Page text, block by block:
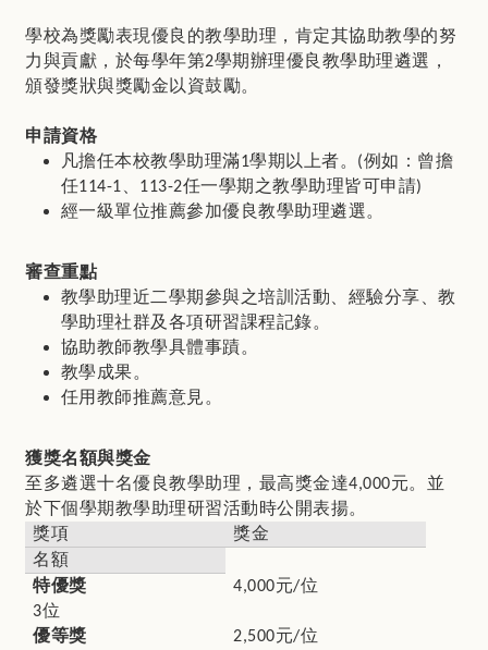
學校為獎勵表現優良的教學助理，肯定其協助教學的努
力與貢獻，於每學年第2學期辦理優良教學助理遴選，
頒發獎狀與獎勵金以資鼓勵。
申請資格
凡擔任本校教學助理滿1學期以上者。 (例如：曾擔
任114-1 113-2任一學期之教學助理皆可申請)
經一級單位推薦參加優良教學助理遴選。
審查重點
教學助理近二學期參與之培訓活動、經驗分享、教
學助理社群及各項研習課程記錄。
協助教師教學具體事蹟。
教學成果。
任用教師推薦意見。
獲獎名額與獎金
至多遴選十名優良教學助理，最高獎金達4,000元。並
於下個學期教學助理研習活動時公開表揚。
獎項
獎金
名額
特優獎
4,000元/位
3位
優等獎
2,500元/位